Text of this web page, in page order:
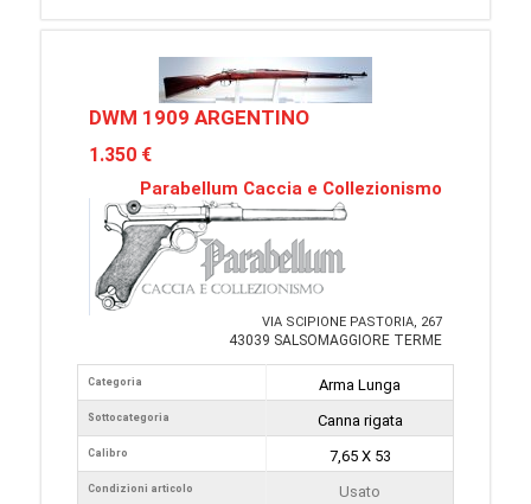
DWM 1909 ARGENTINO
1.350 €
Parabellum Caccia e Collezionismo
VIA SCIPIONE PASTORIA, 267
43039 SALSOMAGGIORE TERME
Categoria
Sottocategoria
Calibro
Condizioni articolo
Arma Lunga
Canna rigata
7,65 X 53
Usato